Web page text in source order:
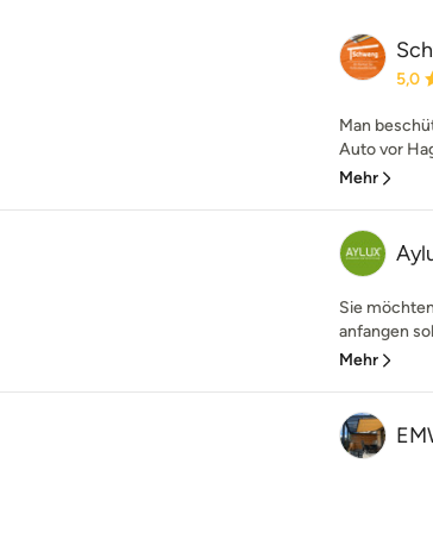
5,0
Man
Auto vor
Mehr
Sie
anfangen
Mehr